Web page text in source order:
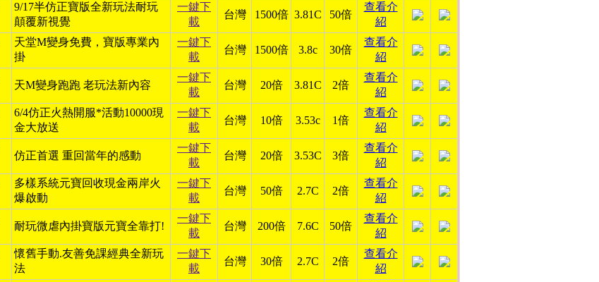
9/17半仿正寶版全新玩法耐玩
顛覆新視覺
一鍵下
載
台灣 1500倍 3.81C 50倍
查看介
紹
天堂M變身免費，寶版專業內
掛
一鍵下
載
台灣 1500倍 3.8c 30倍
查看介
紹
天M變身跑跑 老玩法新內容
一鍵下
載
台灣 20倍 3.81C 2倍
查看介
紹
6/4仿正火熱開服*活動10000現
金大放送
一鍵下
載
台灣 10倍 3.53c 1倍
查看介
紹
仿正首選 重回當年的感動
一鍵下
載
台灣 20倍 3.53C 3倍
查看介
紹
多樣系統元寶回收現金兩岸火
爆啟動
一鍵下
載
台灣 50倍 2.7C 2倍
查看介
紹
耐玩微虐內掛寶版元寶全靠打!
一鍵下
載
台灣 200倍 7.6C 50倍
查看介
紹
懷舊手動.友善免課經典全新玩
法
一鍵下
載
台灣 30倍 2.7C 2倍
查看介
紹